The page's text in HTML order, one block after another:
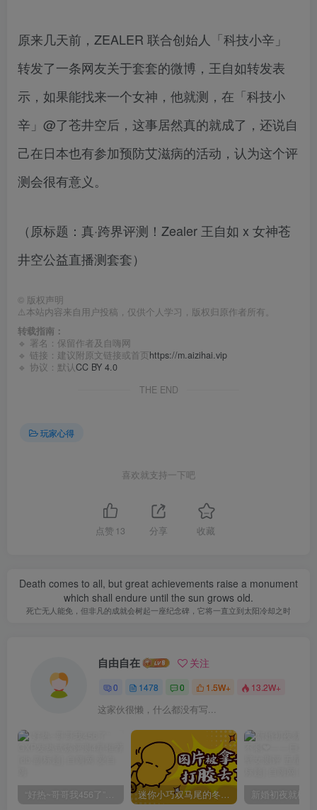
原来几天前，ZEALER 联合创始人「科技小辛」
转发了一条网友关于套套的微博，王自如转发表
示，如果能找来一个女神，他就测，在「科技小
辛」@了苍井空后，这事居然真的就成了，还说自
己在日本也有参加预防艾滋病的活动，认为这个评
测会很有意义。
（原标题：真·跨界评测！Zealer 王自如 x 女神苍
井空公益直播测套套）
© 版权声明
⚠️本站内容来自用户投稿，仅供个人学习，版权归原作者所有。
转载指南：
🔹 署名：保留作者及 自嗨网
🔹 链接：建议附原文链接或首页https://m.aizihai.vip
🔹 协议：默认CC BY 4.0
THE END
玩家心得
喜欢就支持一下吧
点赞 13 分享 收藏
Death comes to all, but great achievements raise a monument
which shall endure until the sun grows old.
死亡无人能免，但非凡的成就会树起一座纪念碑，它将一直立到太阳冷却之时
自由自在 关注
0 1478 0 1.5W+ 13.2W+
这家伙很懒，什么都没有写...
迷你小巧双马尾的冬爱琴音写真分享，虎牙妹妹YYDS!